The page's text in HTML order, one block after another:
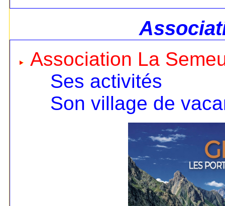
Association La
Ses activités
Son village de